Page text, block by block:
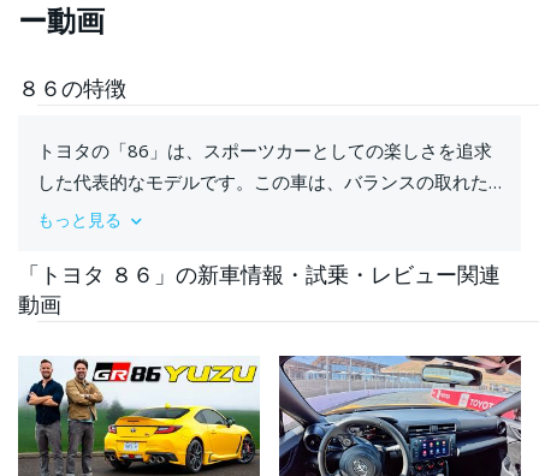
ー動画
８６の特徴
トヨタの「86」は、スポーツカーとしての楽しさを追求
した代表的なモデルです。この車は、バランスの取れた
走行性能とドライビングの楽しさを提供するために開発
ー「AE86」からインスパイアを受けています。
もっと見る
「トヨタ ８６」の新車情報・試乗・レビュー関連
動画